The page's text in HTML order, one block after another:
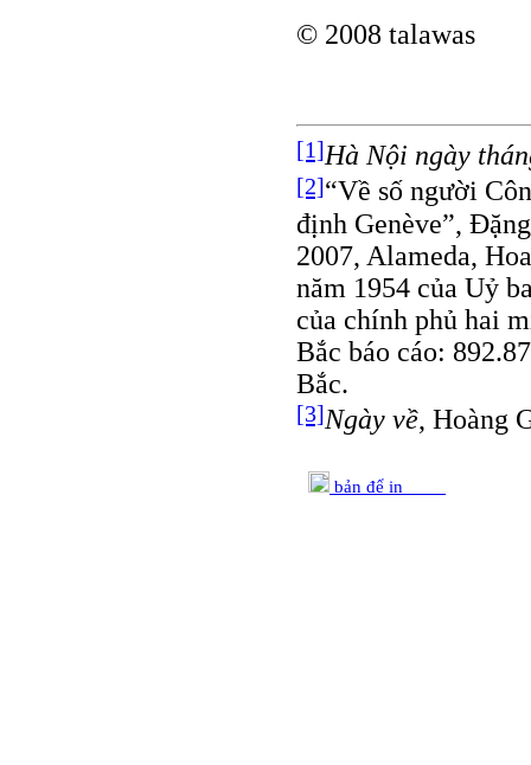
© 2008 talawas
[1]Hà Nội ngày
[2]“Về số người
định Genève”,
2007, Alameda,
năm 1954 của Uỷ
của chính phủ hai
Bắc báo cáo:
Bắc.
[3]Ngày về, Hoàng
bản để in